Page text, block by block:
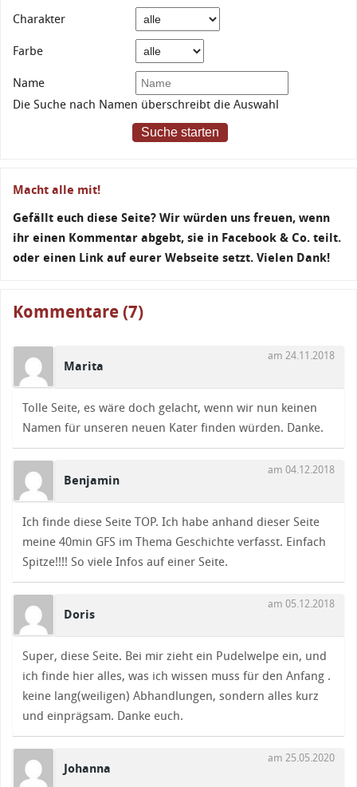
Charakter
Farbe
Name
Die Suche nach Namen überschreibt die Auswahl
Suche starten
Macht alle mit!
Gefällt euch diese Seite? Wir würden uns freuen, wenn
ihr einen Kommentar abgebt, sie in Facebook & Co. teilt.
oder einen Link auf eurer Webseite setzt. Vielen Dank!
Kommentare (7)
Marita
am 24.11.2018
Tolle Seite, es wäre doch gelacht, wenn wir nun keinen
Namen für unseren neuen Kater finden würden. Danke.
Benjamin
am 04.12.2018
Ich finde diese Seite TOP. Ich habe anhand dieser Seite
meine 40min GFS im Thema Geschichte verfasst. Einfach
Spitze!!!! So viele Infos auf einer Seite.
Doris
am 05.12.2018
Super, diese Seite. Bei mir zieht ein Pudelwelpe ein, und
ich finde hier alles, was ich wissen muss für den Anfang .
keine lang(weiligen) Abhandlungen, sondern alles kurz
und einprägsam. Danke euch.
Johanna
am 25.05.2020